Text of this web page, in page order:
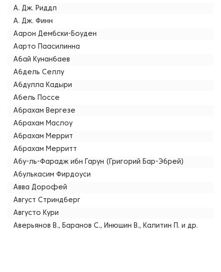
А. Дж. Риддл
А. Дж. Финн
Аарон Дембски-Боуден
Аарто Паасилинна
Абай Кунанбаев
Абдель Селлу
Абдулла Кадыри
Абель Поссе
Абрахам Вергезе
Абрахам Маслоу
Абрахам Меррит
Абрахам Мерритт
Абу-ль-Фарадж ибн Гарун (Григорий Бар-Эбрей)
Абулькасим Фирдоуси
Авва Дорофей
Август Стриндберг
Августо Кури
Аверьянов В., Баранов С., Инюшин В., Калитин П. и др.